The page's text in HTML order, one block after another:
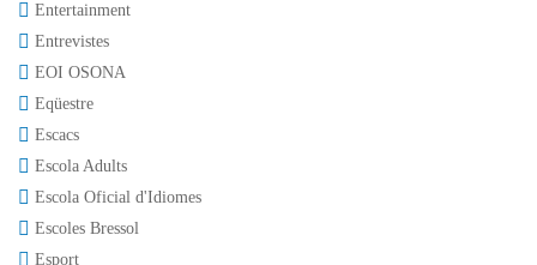
Entertainment
Entrevistes
EOI OSONA
Eqüestre
Escacs
Escola Adults
Escola Oficial d'Idiomes
Escoles Bressol
Esport